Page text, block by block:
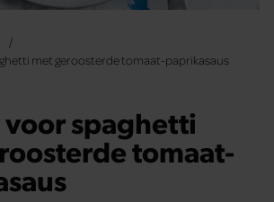
met geroosterde tomaat-paprikasaus
voor spaghetti
tomaat-